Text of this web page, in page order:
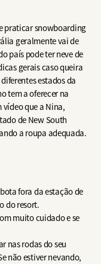
praticar snowboarding
geralmente vai de
país pode ter neve de
gerais caso queira
estados da
tem a oferecer na
que a Nina,
de New South
a roupa adequada.
fora da estação de
do resort.
muito cuidado e se
nas rodas do seu
não estiver nevando,